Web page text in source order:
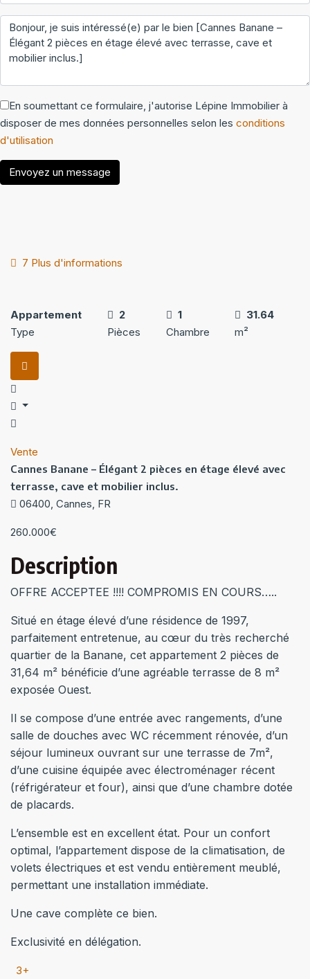
En soumettant ce formulaire, j'autorise Lépine Immobilier à
disposer de mes données personnelles selon les conditions
d'utilisation
Envoyez un message
7 Plus d'informations
Appartement
Type
2
Pièces
1
Chambre
31.64
m²
Vente
Cannes Banane – Élégant 2 pièces en étage élevé avec
terrasse, cave et mobilier inclus.
06400, Cannes, FR
260.000€
Description
OFFRE ACCEPTEE !!!! COMPROMIS EN COURS…..
Situé en étage élevé d’une résidence de 1997,
parfaitement entretenue, au cœur du très recherché
quartier de la Banane, cet appartement 2 pièces de
31,64 m² bénéficie d’une agréable terrasse de 8 m²
exposée Ouest.
Il se compose d’une entrée avec rangements, d’une
salle de douches avec WC récemment rénovée, d’un
séjour lumineux ouvrant sur une terrasse de 7m²,
d’une cuisine équipée avec électroménager récent
(réfrigérateur et four), ainsi que d’une chambre dotée
de placards.
L’ensemble est en excellent état. Pour un confort
optimal, l’appartement dispose de la climatisation, de
volets électriques et est vendu entièrement meublé,
permettant une installation immédiate.
Une cave complète ce bien.
Exclusivité en délégation.
3+